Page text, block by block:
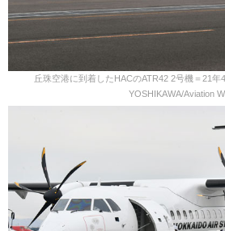
丘珠空港に到着したHACのATR42 2号機＝21
YOSHIKAWA/Aviation